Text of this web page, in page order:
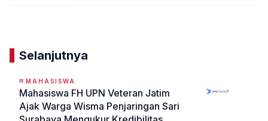
Selanjutnya
MAHASISWA
Mahasiswa FH UPN Veteran Jatim
Ajak Warga Wisma Penjaringan Sari